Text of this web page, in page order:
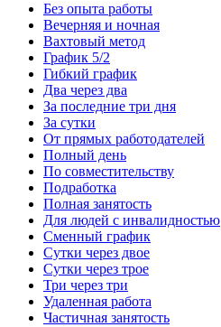
Без опыта работы
Вечерняя и ночная
Вахтовый метод
График 5/2
Гибкий график
Два через два
За последние три дня
За сутки
От прямых работодателей
Полный день
По совместительству
Подработка
Полная занятость
Для людей с инвалидностью
Сменный график
Сутки через двое
Сутки через трое
Три через три
Удаленная работа
Частичная занятость